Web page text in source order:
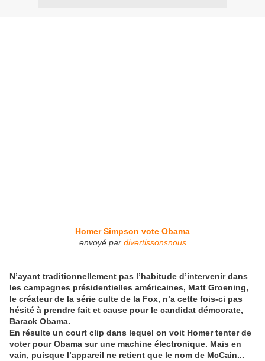
Homer Simpson vote Obama
envoyé par divertissonsnous
N’ayant traditionnellement pas l’habitude d’intervenir dans
les campagnes présidentielles américaines, Matt Groening,
le créateur de la série culte de la Fox, n’a cette fois-ci pas
hésité à prendre fait et cause pour le candidat démocrate,
Barack Obama.
En résulte un court clip dans lequel on voit Homer tenter de
voter pour Obama sur une machine électronique. Mais en
vain, puisque l’appareil ne retient que le nom de McCain...